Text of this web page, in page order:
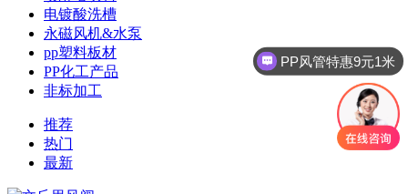
电镀酸洗槽
永磁风机&水泵
pp塑料板材
PP化工产品
非标加工
推荐
热门
最新
PP风管特惠9元1米